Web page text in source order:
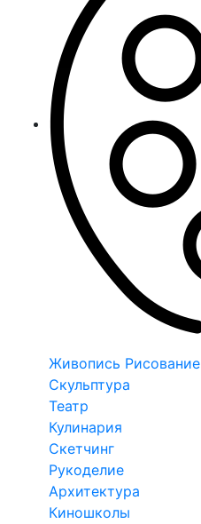
Живопись Рисование
Скульптура
Театр
Кулинария
Скетчинг
Рукоделие
Архитектура
Киношколы